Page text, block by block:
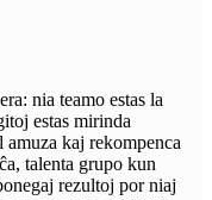
nia teamo estas la
estas mirinda
kaj rekompenca
talenta grupo kun
rezultoj por niaj